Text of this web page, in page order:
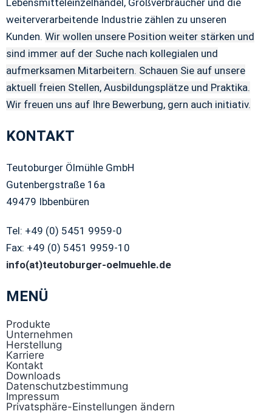
Lebensmitteleinzelhandel, Großverbraucher und die
weiterverarbeitende Industrie zählen zu unseren
Kunden. Wir wollen unsere Position weiter stärken und
sind immer auf der Suche nach kollegialen und
aufmerksamen Mitarbeitern. Schauen Sie auf unsere
aktuell freien Stellen, Ausbildungsplätze und Praktika.
Wir freuen uns auf Ihre Bewerbung, gern auch initiativ.
KONTAKT
Teutoburger Ölmühle GmbH
Gutenbergstraße 16a
49479 Ibbenbüren
Tel: +49 (0) 5451 9959-0
Fax: +49 (0) 5451 9959-10
info(at)teutoburger-oelmuehle.de
MENÜ
Produkte
Unternehmen
Herstellung
Karriere
Kontakt
Downloads
Datenschutzbestimmung
Impressum
Privatsphäre-Einstellungen ändern